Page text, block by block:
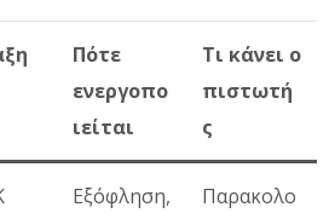
Πότε
ενεργοπο
ιείται
Τι κάνει ο
πιστωτή
ς
Εξόφληση,
Παρακολο